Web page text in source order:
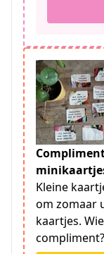
Kleine
om zomaar
kaartjes.
compliment?